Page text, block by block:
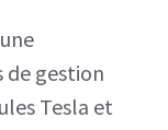
de gestion
Tesla et